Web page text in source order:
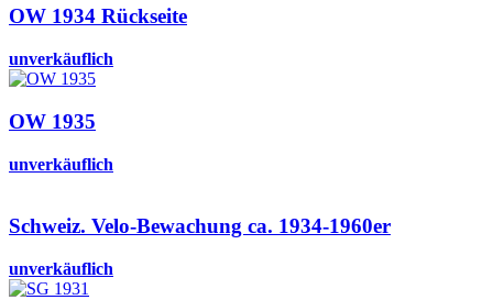
OW 1934 Rückseite
unverkäuflich
OW 1935
unverkäuflich
Schweiz. Velo-Bewachung ca. 1934-1960er
unverkäuflich